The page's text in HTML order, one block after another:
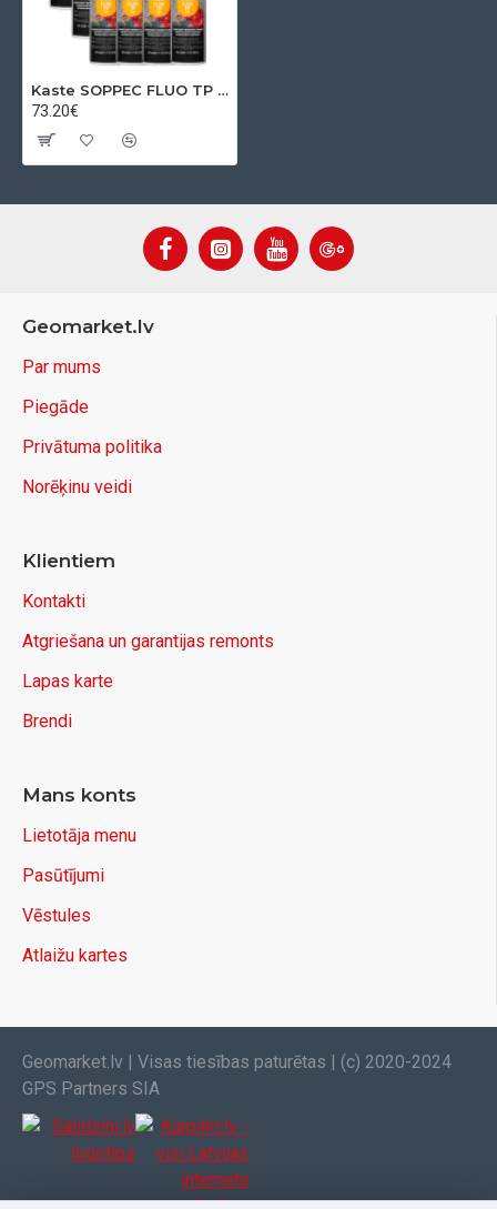
Kaste SOPPEC FLUO TP marķēšanas krāsa Oranža (12 gab.)
73.20€
Geomarket.lv
Par mums
Piegāde
Privātuma politika
Norēķinu veidi
Klientiem
Kontakti
Atgriešana un garantijas remonts
Lapas karte
Brendi
Mans konts
Lietotāja menu
Pasūtījumi
Vēstules
Atlaižu kartes
Geomarket.lv | Visas tiesības paturētas | (c) 2020-2024
GPS Partners SIA